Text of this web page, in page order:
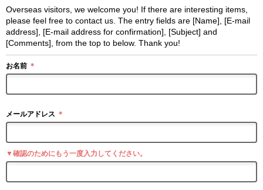
Overseas visitors, we welcome you! If there are interesting items,
please feel free to contact us. The entry fields are [Name], [E-mail
address], [E-mail address for confirmation], [Subject] and
[Comments], from the top to below. Thank you!
お名前 ＊
メールアドレス ＊
▼確認のためにもう一度入力してください。